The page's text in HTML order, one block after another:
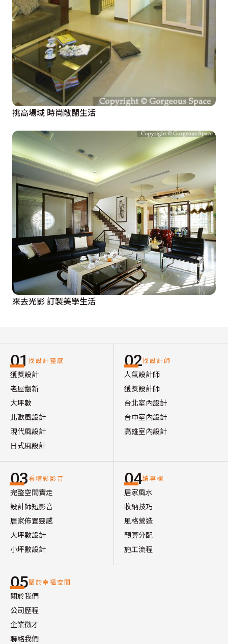
挑高場域 時尚敞闊生活
來去光影 訂製美學生活
01 找設計靈感
獲獎設計
老屋翻新
大坪數
北歐風設計
現代風設計
日式風設計
02找設計師
人氣設計師
獲獎設計師
台北室內設計
台中室內設計
高雄室內設計
03看精彩影音
完整空間實走
設計師短影音
居家佈置靈感
大坪數設計
小坪數設計
04讀專欄
居家風水
收納技巧
風格營造
預算分配
施工流程
05關於幸福空間
關於我們
公司歷程
企業徵才
聯絡我們